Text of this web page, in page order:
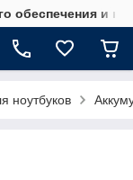
обеспечения и
ноутбуков